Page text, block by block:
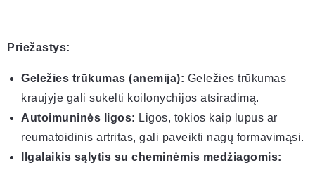
Priežastys:
Geležies trūkumas (anemija): Geležies trūkumas
kraujyje gali sukelti koilonychijos atsiradimą.
Autoimuninės ligos: Ligos, tokios kaip lupus ar
reumatoidinis artritas, gali paveikti nagų formavimąsi.
Ilgalaikis sąlytis su cheminėmis medžiagomis: